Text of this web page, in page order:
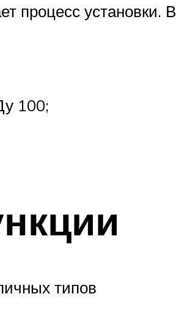
процесс установки. В
100;
типов